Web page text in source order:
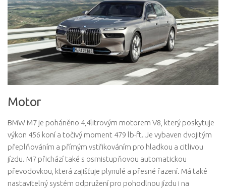
Motor
BMW M7 je poháněno 4,4litrovým motorem V8, který poskytuje
výkon 456 koní a točivý moment 479 lb-ft. Je vybaven dvojitým
přeplňováním a přímým vstřikováním pro hladkou a citlivou
jízdu. M7 přichází také s osmistupňovou automatickou
převodovkou, která zajišťuje plynulé a přesné řazení. Má také
nastavitelný systém odpružení pro pohodlnou jízdu i na